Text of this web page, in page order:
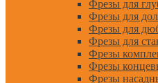
Фрезы для
Фрезы для
Фрезы для
Фрезы для
Фрезы
Фрезы
Фрезы